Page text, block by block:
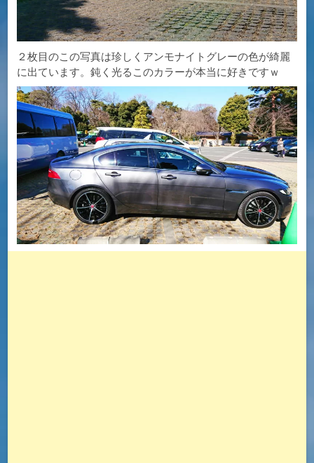
２枚目のこの写真は珍しくアンモナイトグレーの色が綺麗
に出ています。鈍く光るこのカラーが本当に好きですｗ